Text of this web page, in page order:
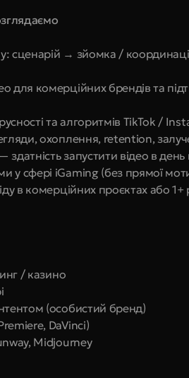
сценарій → зйомка /
для комерційних брендів та
та алгоритмів TikTok /
охоплення, retention,
запустити відео в
у сфері iGaming (без прямої
в комерційних проєктах або 1+
/ казино
(особистий бренд)
DaVinci)
Midjourney